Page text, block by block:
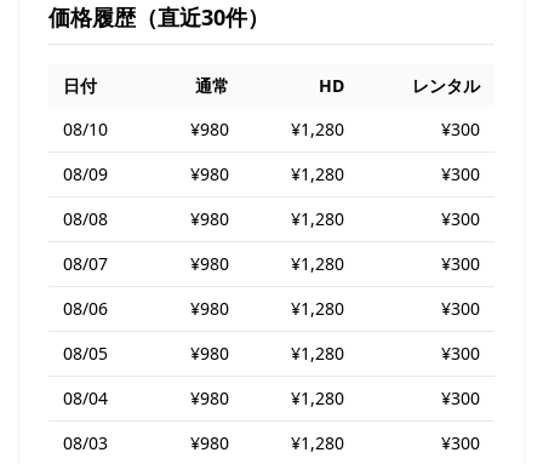
価格履歴（直近30件）
日付 通常 HD
レンタル
08/10
¥980 ¥1,280
¥300
08/09
¥980 ¥1,280
¥300
08/08
¥980 ¥1,280
¥300
08/07
¥980 ¥1,280
¥300
08/06
¥980 ¥1,280
¥300
08/05
¥980 ¥1,280
¥300
08/04
¥980 ¥1,280
¥300
08/03
¥980 ¥1,280 ¥300